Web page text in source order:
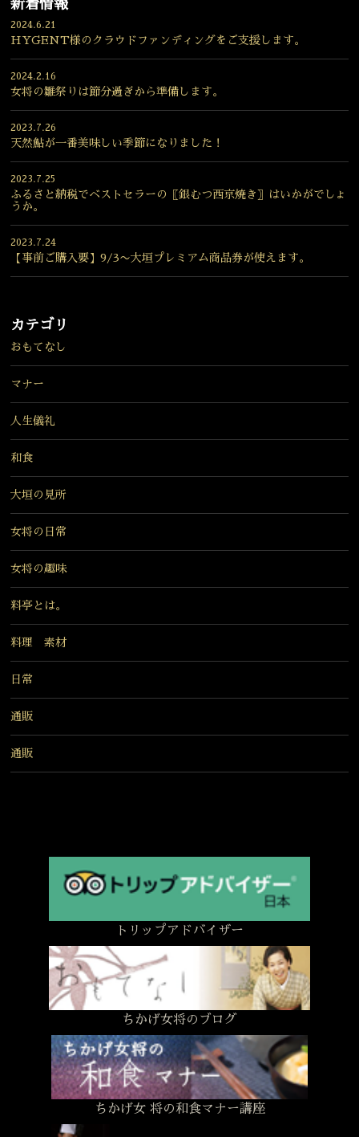
新着情報
2024.6.21
HYGENT様のクラウドファンディングをご支援します。
2024.2.16
女将の雛祭りは節分過ぎから準備します。
2023.7.26
天然鮎が一番美味しい季節になりました！
2023.7.25
ふるさと納税でベストセラーの〖銀むつ西京焼き〗はいかがでしょ
うか。
2023.7.24
【事前ご購入要】9/3〜大垣プレミアム商品券が使えます。
カテゴリ
おもてなし
マナー
人生儀礼
和食
大垣の見所
女将の日常
女将の趣味
料亭とは。
料理 素材
日常
通販
通販
トリップアドバイザー
ちかげ女将のブログ
ちかげ女 将の和食マナー講座